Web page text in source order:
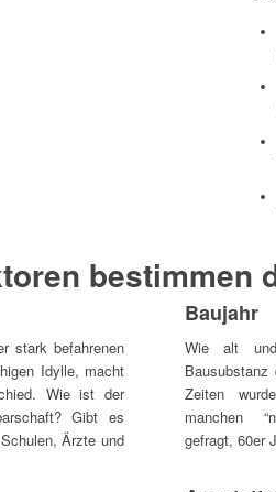
bestimmen
stark befahrenen
Idylle, macht
Wie ist der
Gibt es
Ärzte und
Baujahr
Wie alt
Zeiten
manchen
gefragt, 60er